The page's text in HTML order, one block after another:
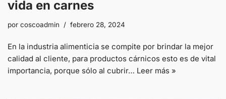
vida en carnes
por coscoadmin febrero 28, 2024
En la industria alimenticia se compite por brindar la mejor
calidad al cliente, para productos cárnicos esto es de vital
importancia, porque sólo al cubrir… Leer más »